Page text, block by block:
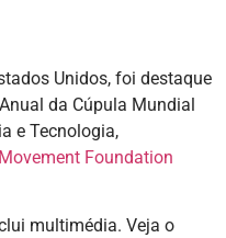
Unidos, foi destaque
da Cúpula Mundial
e Tecnologia,
Foundation
multimédia. Veja o